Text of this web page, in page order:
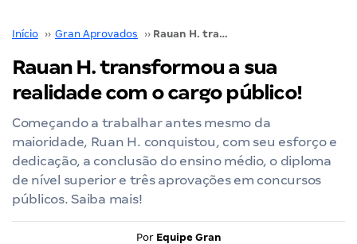
Início ›› Gran Aprovados ›› Rauan H. transformou a sua realidade com o cargo público!
Rauan H. transformou a sua
realidade com o cargo público!
Começando a trabalhar antes mesmo da
maioridade, Ruan H. conquistou, com seu esforço e
dedicação, a conclusão do ensino médio, o diploma
de nível superior e três aprovações em concursos
públicos. Saiba mais!
Por Equipe Gran